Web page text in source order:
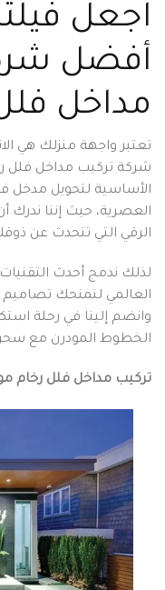
اجعل
أفضل
مداخل
تعتبر واجهة منزلك هي
شركة تركيب مداخل فلل
الأساسية لتحويل مدخل
العصرية، حيث إننا ندرك
الرقي التي تتحدث عن
لذلك ندمج أحدث
العالمي لنمنحك تصاميم
وانضم إلينا في رحلة
الخطوط المودرن مع سحر
تركيب مداخل فلل رخام